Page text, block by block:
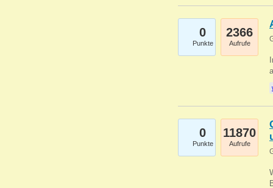
0
Punkte
2366
Aufrufe
0
Punkte
11870
Aufrufe